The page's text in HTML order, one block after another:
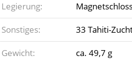
Legierung:
Sonstiges: 33 Tahiti-
Gewicht: ca. 49,7 g